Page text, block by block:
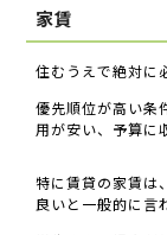
家賃
住むうえで絶対に
優先順位が高い条
用が安い、予算に
特に賃貸の家賃は、
良いと一般的に言